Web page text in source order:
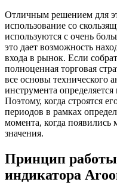
Отличным решением для
использование со
используются с очень
это дает возможность
входа в рынок. Если
полноценная торговая
все основы технического
инструмента
Поэтому, когда строятся
периодов в рамках
момента, когда
значения.
Принцип
индикатора